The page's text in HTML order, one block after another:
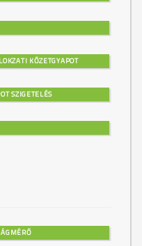
KŐZETGYAPOT
SZIGETELÉS